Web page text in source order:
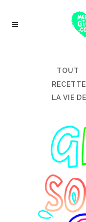
TOUT
LA VIE